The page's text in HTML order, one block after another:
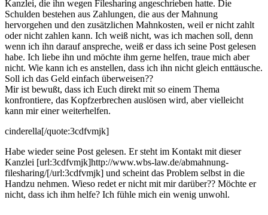
Kanzlei, die ihn wegen Filesharing angeschrieben hatte. Die
Schulden bestehen aus Zahlungen, die aus der Mahnung
hervorgehen und den zusätzlichen Mahnkosten, weil er nicht zahlt
oder nicht zahlen kann. Ich weiß nicht, was ich machen soll, denn
wenn ich ihn darauf anspreche, weiß er dass ich seine Post gelesen
habe. Ich liebe ihn und möchte ihm gerne helfen, traue mich aber
nicht. Wie kann ich es anstellen, dass ich ihn nicht gleich enttäusche.
Soll ich das Geld einfach überweisen??
Mir ist bewußt, dass ich Euch direkt mit so einem Thema
konfrontiere, das Kopfzerbrechen auslösen wird, aber vielleicht
kann mir einer weiterhelfen.
cinderella[/quote:3cdfvmjk]
Habe wieder seine Post gelesen. Er steht im Kontakt mit dieser
Kanzlei [url:3cdfvmjk]http://www.wbs-law.de/abmahnung-
filesharing/[/url:3cdfvmjk] und scheint das Problem selbst in die
Handzu nehmen. Wieso redet er nicht mit mir darüber?? Möchte er
nicht, dass ich ihm helfe? Ich fühle mich ein wenig unwohl.